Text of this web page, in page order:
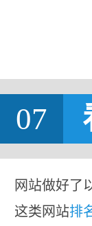
07
网站做好了
这类网站排